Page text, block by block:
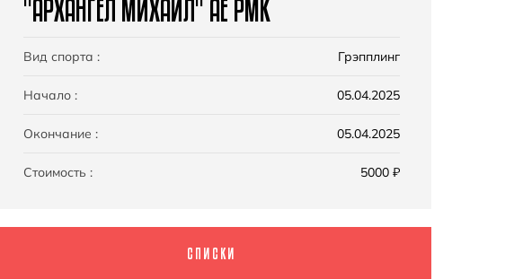
"АРХАНГЕЛ МИХАИЛ" АЕ РМК
Вид спорта : Грэпплинг
Начало : 05.04.2025
Окончание : 05.04.2025
Стоимость : 5000 ₽
СПИСКИ